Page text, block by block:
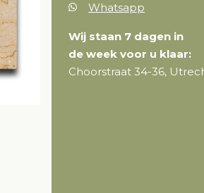
Whatsapp
Wij staan 7 dagen in
de week voor u klaar:
Choorstraat 34-36,